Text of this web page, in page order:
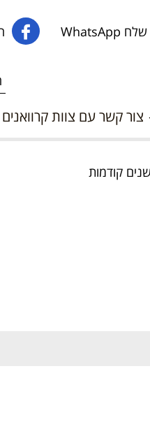
שלח WhatsApp
צור קשר עם צוות קרוואנים
קודמות